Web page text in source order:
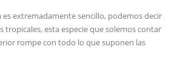
es extremadamente sencillo, podemos decir
tropicales, esta especie que solemos contar
rompe con todo lo que suponen las